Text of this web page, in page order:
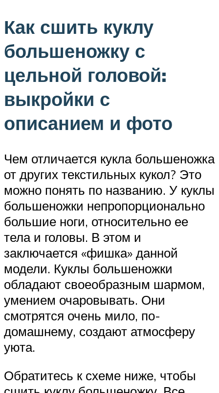
Как сшить куклу
большеножку с
цельной головой:
выкройки с
описанием и фото
Чем отличается кукла большеножка
от других текстильных кукол? Это
можно понять по названию. У куклы
большеножки непропорционально
большие ноги, относительно ее
тела и головы. В этом и
заключается «фишка» данной
модели. Куклы большеножки
обладают своеобразным шармом,
умением очаровывать. Они
смотрятся очень мило, по-
домашнему, создают атмосферу
уюта.
Обратитесь к схеме ниже, чтобы